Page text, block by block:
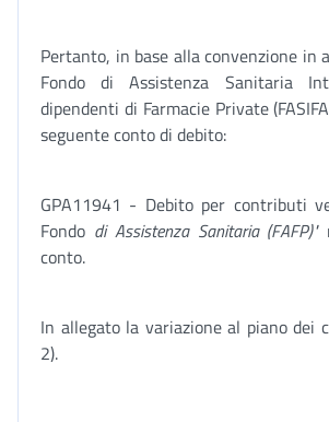
Pertanto, in base alla convenzione in
Fondo di Assistenza Sanitaria
dipendenti di Farmacie Private
seguente conto di debito:
GPA11941 - Debito per contributi
Fondo di Assistenza Sanitaria (FAFP)"
conto.
In allegato la variazione al piano dei
2).